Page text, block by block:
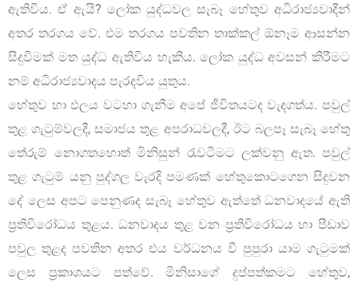
ඇතිවිය. ඒ ඇයි? ලෝක යුද්ධවල සැබෑ හේතුව අධිරාජ්‍යවාදීන්
අතර තරගය වේ. එම තරගය පවතින තාක්කල් ඕනෑම ආසන්න
සිදුවීමක් මත යුද්ධ ඇතිවිය හැකිය. ලෝක යුද්ධ අවසන් කිරීමට
නම් අධිරාජ්‍යවාදය පැරදවිය යුතුය.
හේතුව හා ඵලය වටහා ගැනීම අපේ ජීවිතයටද වැදගත්ය. පවුල්
තුළ ගැටුම්වලදී, සමාජය තුළ අපරාධවලදී, ඊට බලපෑ සැබෑ හේතු
තේරුම් නොගතහොත් මිනිසුන් රැවටීමට ලක්වනු ඇත. පවුල්
තුළ ගැටුම් යනු පුද්ගල වැරදි පමණක් හේතුකොටගෙන සිදුවන
දේ ලෙස අපට පෙනුණද සැබෑ හේතුව ඇත්තේ ධනවාදයේ ඇති
ප්‍රතිවිරෝධය තුළය. ධනවාදය තුළ වන ප්‍රතිවිරෝධය හා පීඩාව
පවුල තුළද පවතින අතර එය වර්ධනය වී පුපුරා යාම ගැටුමක්
ලෙස ප්‍රකාශයට පත්වේ. මිනිසාගේ දුප්පත්කමට හේතුව,